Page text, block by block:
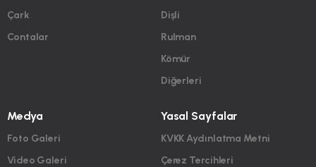
Çark
Contalar
Dişli
Rulman
Kömür
Diğerleri
Medya
Foto Galeri
Video Galeri
Yasal Sayfalar
KVKK Aydınlatma Metni
Çerez Tercihleri